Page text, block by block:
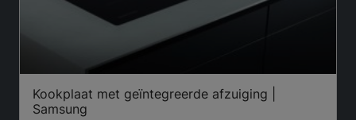
Kookplaat met geïntegreerde afzuiging |
Samsung